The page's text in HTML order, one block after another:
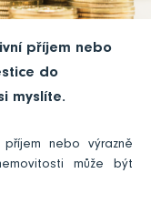
příjem nebo
do
myslíte.
nebo výrazně
může být